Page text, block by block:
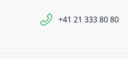
+41 21 333 80 80